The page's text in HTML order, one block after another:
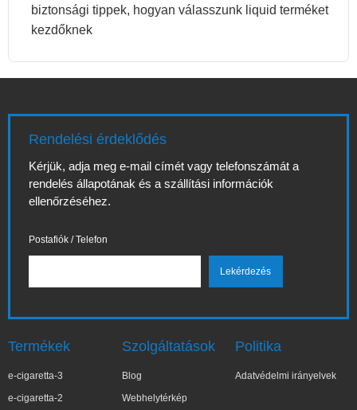
biztonsági tippek, hogyan válasszunk liquid terméket
kezdőknek
Rendelési érdeklődés
Kérjük, adja meg e-mail címét vagy telefonszámát a
rendelés állapotának és a szállítási információk
ellenőrzéséhez.
Postafiók / Telefon
Termékek
e-cigaretta-3
e-cigaretta-2
Szolgáltatások
Blog
Webhelytérkép
Politika
Adatvédelmi irányelvek